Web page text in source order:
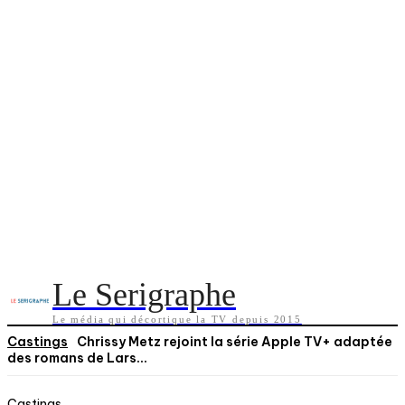
Le Serigraphe
Le média qui décortique la TV depuis 2015
Castings
Chrissy Metz rejoint la série Apple TV+ adaptée
des romans de Lars...